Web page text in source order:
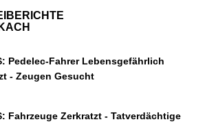
Pedelec-Fahrer Lebensgefährlich
- Zeugen Gesucht
Fahrzeuge Zerkratzt - Tatverdächtige